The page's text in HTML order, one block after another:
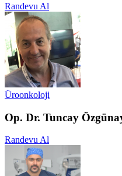
Randevu Al
Üroonkoloji
Op. Dr. Tuncay
Randevu Al